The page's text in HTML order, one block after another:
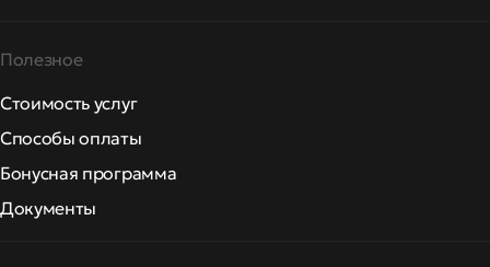
Полезное
Стоимость услуг
Способы оплаты
Бонусная программа
Документы